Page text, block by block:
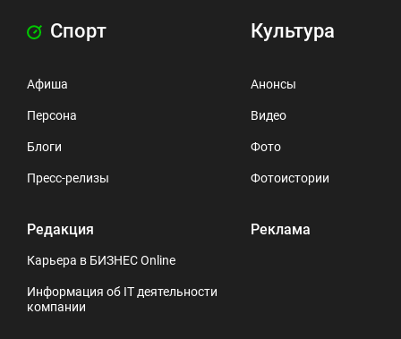
Спорт
Афиша
Персона
Блоги
Пресс-релизы
Редакция
Карьера в БИЗНЕС Online
Информация об IT деятельности
компании
Культура
Анонсы
Видео
Фото
Фотоистории
Реклама